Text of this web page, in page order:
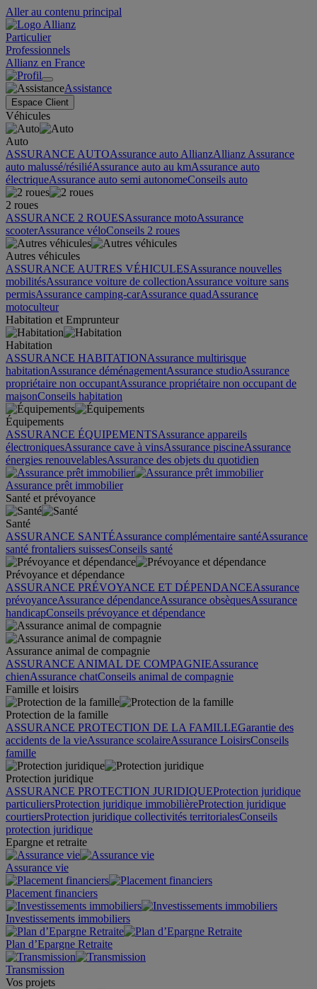
Aller au contenu principal
Particulier
Professionnels
Allianz en France
Assistance
Espace Client
Véhicules
Auto
ASSURANCE AUTOAssurance auto AllianzAllianz Assurance
auto malussé/résiliéAssurance auto au kmAssurance auto
électriqueAssurance auto semi autonomeConseils auto
2 roues
ASSURANCE 2 ROUESAssurance motoAssurance
scooterAssurance véloConseils 2 roues
Autres véhicules
ASSURANCE AUTRES VÉHICULESAssurance nouvelles
mobilitésAssurance voiture de collectionAssurance voiture sans
permisAssurance camping-carAssurance quadAssurance
motoculteur
Habitation et Emprunteur
Habitation
ASSURANCE HABITATIONAssurance multirisque
habitationAssurance déménagementAssurance studioAssurance
propriétaire non occupantAssurance propriétaire non occupant de
maisonConseils habitation
Équipements
ASSURANCE ÉQUIPEMENTSAssurance appareils
électroniquesAssurance cave à vinsAssurance piscineAssurance
énergies renouvelablesAssurance des objets du quotidien
Assurance prêt immobilier
Santé et prévoyance
Santé
ASSURANCE SANTÉAssurance complémentaire santéAssurance
santé frontaliers suissesConseils santé
Prévoyance et dépendance
ASSURANCE PRÉVOYANCE ET DÉPENDANCEAssurance
prévoyanceAssurance dépendanceAssurance obsèquesAssurance
handicapConseils prévoyance et dépendance
Assurance animal de compagnie
ASSURANCE ANIMAL DE COMPAGNIEAssurance
chienAssurance chatConseils animal de compagnie
Famille et loisirs
Protection de la famille
ASSURANCE PROTECTION DE LA FAMILLEGarantie des
accidents de la vieAssurance scolaireAssurance LoisirsConseils
famille
Protection juridique
ASSURANCE PROTECTION JURIDIQUEProtection juridique
particuliersProtection juridique immobilièreProtection juridique
courtiersProtection juridique collectivités territorialesConseils
protection juridique
Epargne et retraite
Assurance vie
Placement financiers
Investissements immobiliers
Plan d’Epargne Retraite
Transmission
Vos projets